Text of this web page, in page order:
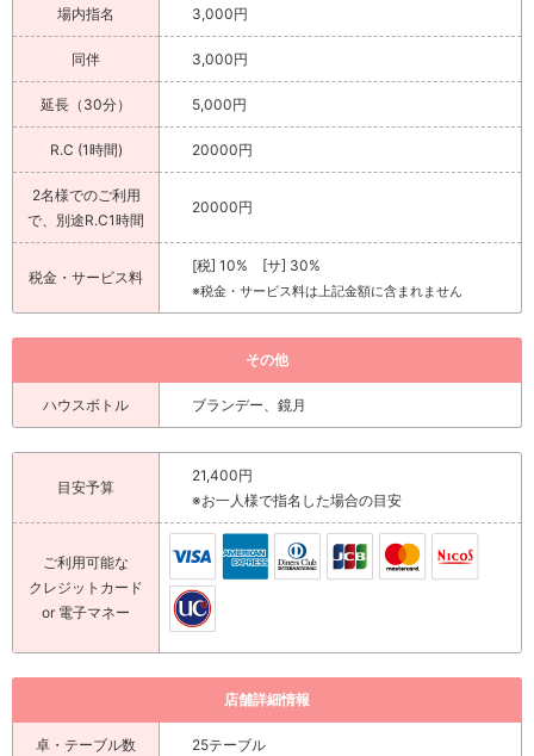
場内指名 3,000円
同伴 3,000円
延長（30分） 5,000円
R.C (1時間) 20000円
2名様でのご利用
で、別途R.C1時間
20000円
税金・サービス料
[税] 10% [サ] 30%
※税金・サービス料は上記金額に含まれません
その他
ハウスボトル ブランデー、鏡月
目安予算
21,400円
※お一人様で指名した場合の目安
ご利用可能な
クレジットカード
or 電子マネー
店舗詳細情報
卓・テーブル数 25テーブル